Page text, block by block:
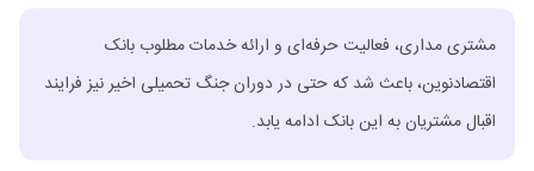
مشتری مداری، فعالیت حرفه‌ای و ارائه خدمات مطلوب بانک
اقتصادنوین، باعث شد که حتی در دوران جنگ تحمیلی اخیر نیز فرایند
اقبال مشتریان به این بانک ادامه یابد.